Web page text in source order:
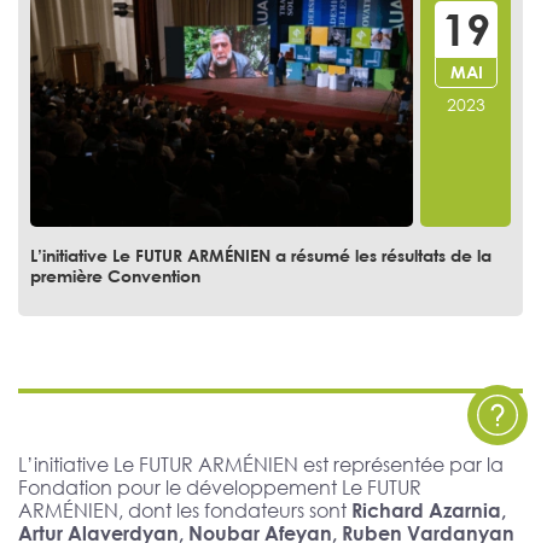
L’initiative Le FUTUR ARMÉNIEN a résumé les résultats de la
première Convention
19
MAI
2023
L’initiative Le FUTUR ARMÉNIEN est représentée par la
Fondation pour le développement Le FUTUR
ARMÉNIEN, dont les fondateurs sont Richard Azarnia,
Artur Alaverdyan, Noubar Afeyan, Ruben Vardanyan